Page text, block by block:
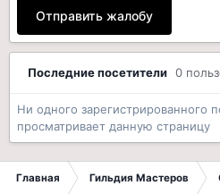
Отправить жалобу
Последние посетители 0
Ни одного зарегистрированного
просматривает данную страницу
Главная Гильдия Мастеров